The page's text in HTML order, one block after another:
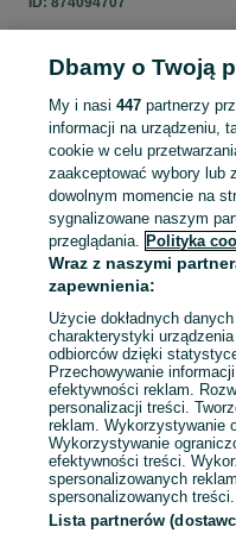
Zaloguj się lub załóż
sprzedającym
Zaloguj się / Załóż konto
Zadzwoń / SMS
Dbamy o Twoją
My i nasi447 partnerzy
informacji na urządzeniu,
cookie w celu
zaakceptować wybory lub
dowolnym momencie na
sygnalizowane naszym
przeglądania. Polityka
Wraz z naszymi
zapewnienia:
Użycie dokładnych
charakterystyki
odbiorców dzięki
Przechowywanie
efektywności reklam.
personalizacji treści.
reklam. Wykorzystywanie
Wykorzystywanie
efektywności treści.
spersonalizowanych
spersonalizowanych treści.
Lista partnerów